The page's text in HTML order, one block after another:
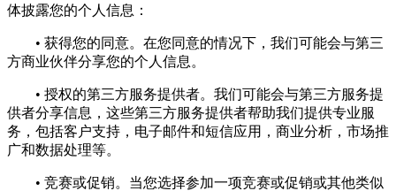
体披露您的个人信息：
• 获得您的同意。在您同意的情况下，我们可能会与第三
方商业伙伴分享您的个人信息。
• 授权的第三方服务提供者。我们可能会与第三方服务提
供者分享信息，这些第三方服务提供者帮助我们提供专业服
务，包括客户支持，电子邮件和短信应用，商业分析，市场推
广和数据处理等。
• 竞赛或促销。当您选择参加一项竞赛或促销或其他类似